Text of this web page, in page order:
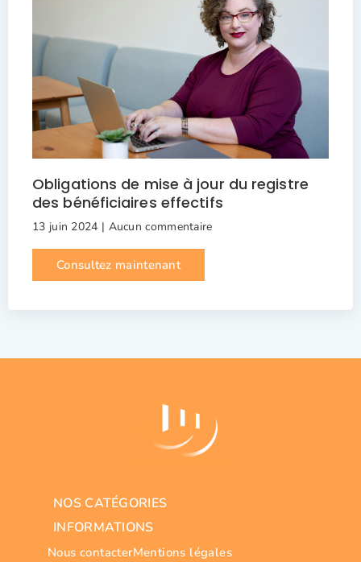
Obligations de mise à jour du registre
des bénéficiaires effectifs
13 juin 2024 Aucun commentaire
Consultez maintenant
NOS CATÉGORIES
INFORMATIONS
Nous contacterMentions légales